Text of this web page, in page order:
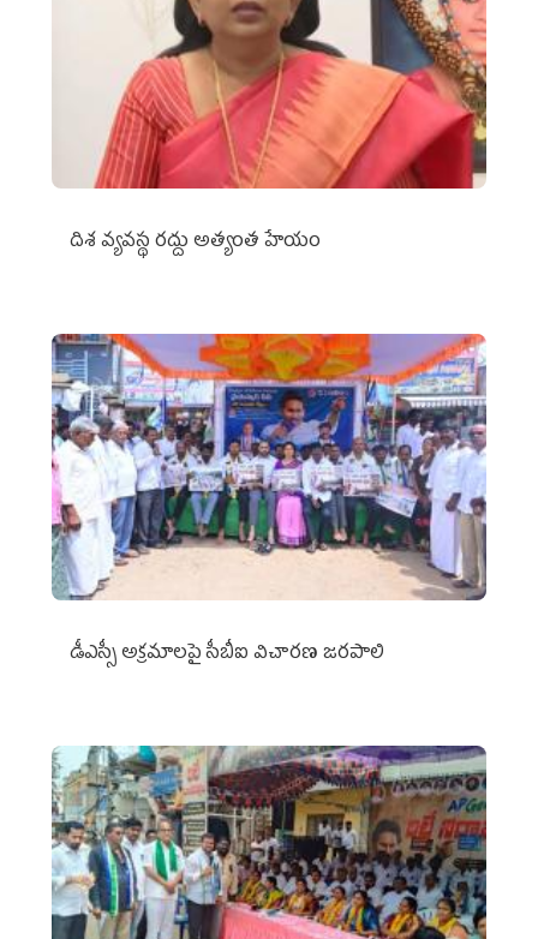
దిశ వ్యవస్థ రద్దు అత్యంత హేయం
డీఎస్సీ అక్రమాలపై సీబీఐ విచారణ జరపాలి